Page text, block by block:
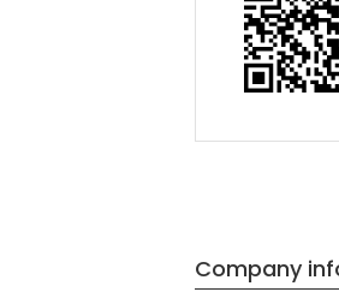
Company